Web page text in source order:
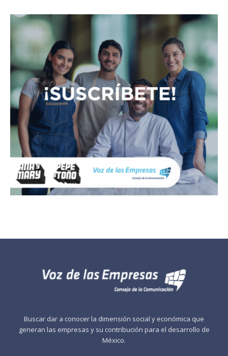
Buscar dar a conocer la dimensión social y económica que
generan las empresas y su contribución para el desarrollo de
México.